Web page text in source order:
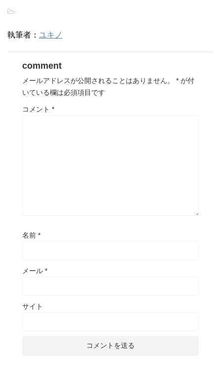
-
執筆者： ユキノ
comment
メールアドレスが公開されることはありません。 * が付
いている欄は必須項目です
コメント *
名前 *
メール *
サイト